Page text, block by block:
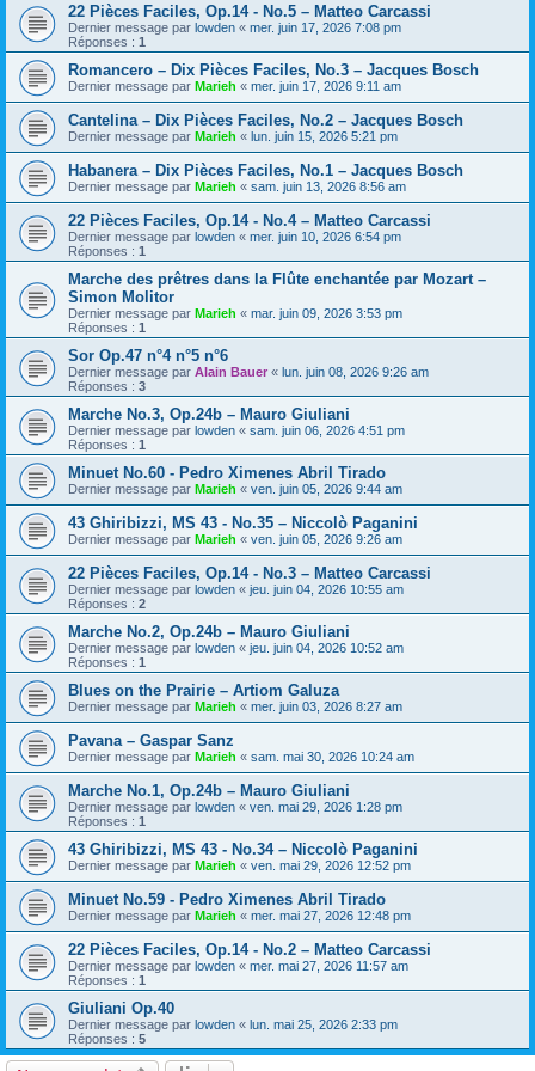
22 Pièces Faciles, Op.14 - No.5 – Matteo Carcassi
Dernier message par lowden « mer. juin 17, 2026 7:08 pm
Réponses : 1
Romancero – Dix Pièces Faciles, No.3 – Jacques Bosch
Dernier message par Marieh « mer. juin 17, 2026 9:11 am
Cantelina – Dix Pièces Faciles, No.2 – Jacques Bosch
Dernier message par Marieh « lun. juin 15, 2026 5:21 pm
Habanera – Dix Pièces Faciles, No.1 – Jacques Bosch
Dernier message par Marieh « sam. juin 13, 2026 8:56 am
22 Pièces Faciles, Op.14 - No.4 – Matteo Carcassi
Dernier message par lowden « mer. juin 10, 2026 6:54 pm
Réponses : 1
Marche des prêtres dans la Flûte enchantée par Mozart –
Simon Molitor
Dernier message par Marieh « mar. juin 09, 2026 3:53 pm
Réponses : 1
Sor Op.47 n°4 n°5 n°6
Dernier message par Alain Bauer « lun. juin 08, 2026 9:26 am
Réponses : 3
Marche No.3, Op.24b – Mauro Giuliani
Dernier message par lowden « sam. juin 06, 2026 4:51 pm
Réponses : 1
Minuet No.60 - Pedro Ximenes Abril Tirado
Dernier message par Marieh « ven. juin 05, 2026 9:44 am
43 Ghiribizzi, MS 43 - No.35 – Niccolò Paganini
Dernier message par Marieh « ven. juin 05, 2026 9:26 am
22 Pièces Faciles, Op.14 - No.3 – Matteo Carcassi
Dernier message par lowden « jeu. juin 04, 2026 10:55 am
Réponses : 2
Marche No.2, Op.24b – Mauro Giuliani
Dernier message par lowden « jeu. juin 04, 2026 10:52 am
Réponses : 1
Blues on the Prairie – Artiom Galuza
Dernier message par Marieh « mer. juin 03, 2026 8:27 am
Pavana – Gaspar Sanz
Dernier message par Marieh « sam. mai 30, 2026 10:24 am
Marche No.1, Op.24b – Mauro Giuliani
Dernier message par lowden « ven. mai 29, 2026 1:28 pm
Réponses : 1
43 Ghiribizzi, MS 43 - No.34 – Niccolò Paganini
Dernier message par Marieh « ven. mai 29, 2026 12:52 pm
Minuet No.59 - Pedro Ximenes Abril Tirado
Dernier message par Marieh « mer. mai 27, 2026 12:48 pm
22 Pièces Faciles, Op.14 - No.2 – Matteo Carcassi
Dernier message par lowden « mer. mai 27, 2026 11:57 am
Réponses : 1
Giuliani Op.40
Dernier message par lowden « lun. mai 25, 2026 2:33 pm
Réponses : 5